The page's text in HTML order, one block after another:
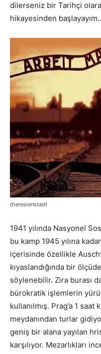
dilerseniz bir Tarihçi
hikayesinden
theresienstadt
1941 yılında Nasyonel
bu kamp 1945 yılına
içerisinde özellikle
kıyaslandığında bir
söylenebilir. Zira burası
bürokratik işlemlerin
kullanılmış. Prag’a 1
meydanından turlar
geniş bir alana yayılan
karşılıyor. Mezarlıkları